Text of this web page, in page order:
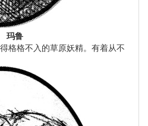
玛鲁
格格不入的草原妖精。有着从不